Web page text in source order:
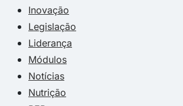
Inovação
Legislação
Liderança
Módulos
Notícias
Nutrição